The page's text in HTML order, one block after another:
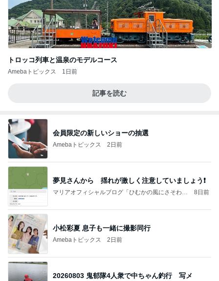
トロッコ列車と温泉のモデルコース
Amebaトピックス 1日前
記事を読む
会員限定の新しいショーの抽選
Amebaトピックス 2日前
夢見さんから 揺れが激しく注意していましょう❗️
マリアオフィシャルブログ「ひむかの風にさそわれ
8日前
小松彩夏 息子も一緒に撮影同行
Amebaトピックス 2日前
20260803 鬼郁隊4人衆で中ちゃん釣行 写メ